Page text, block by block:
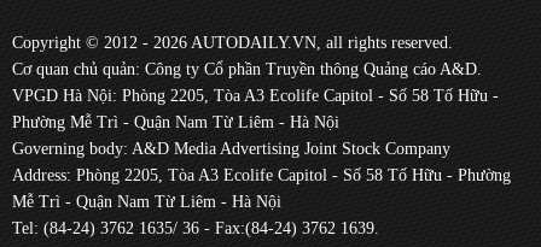
Copyright © 2012 - 2026 AUTODAILY.VN, all rights reserved.
Cơ quan chủ quản: Công ty Cổ phần Truyền thông Quảng cáo A&D.
VPGD Hà Nội: Phòng 2205, Tòa A3 Ecolife Capitol - Số 58 Tố Hữu -
Phường Mễ Trì - Quận Nam Từ Liêm - Hà Nội
Governing body: A&D Media Advertising Joint Stock Company
Address: Phòng 2205, Tòa A3 Ecolife Capitol - Số 58 Tố Hữu - Phường
Mễ Trì - Quận Nam Từ Liêm - Hà Nội
Tel: (84-24) 3762 1635/ 36 - Fax:(84-24) 3762 1639.